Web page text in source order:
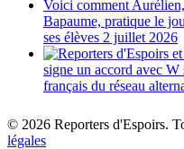
Voici comment
Bapaume, pratique le
ses élèves 2 juillet 2026
signe un accord avec W
français du réseau
© 2026 Reporters d'Espoirs.
légales